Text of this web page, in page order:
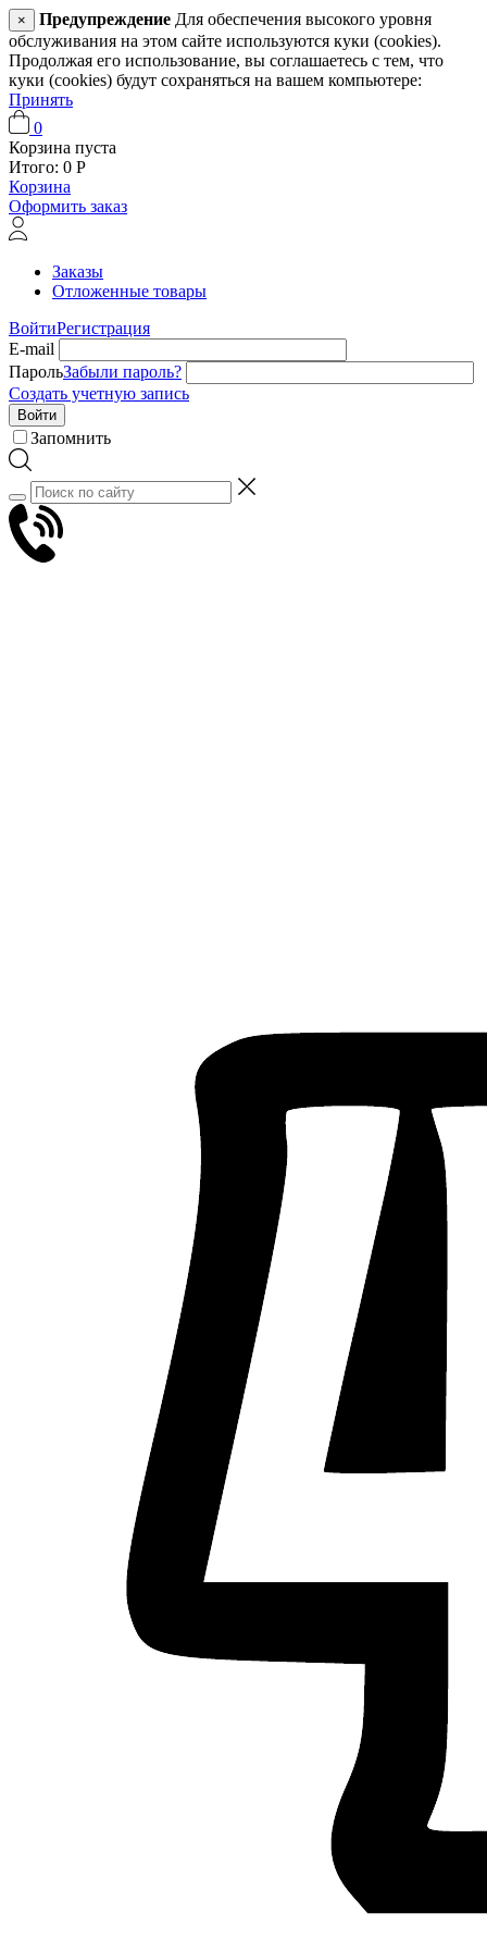
× Предупреждение Для обеспечения высокого уровня
обслуживания на этом сайте используются куки (cookies).
Продолжая его использование, вы соглашаетесь с тем, что
куки (cookies) будут сохраняться на вашем компьютере:
Принять
0
Корзина пуста
Итого: 0 Р
Корзина
Оформить заказ
Заказы
Отложенные товары
ВойтиРегистрация
E-mail
ПарольЗабыли пароль?
Создать учетную запись
Войти
Запомнить